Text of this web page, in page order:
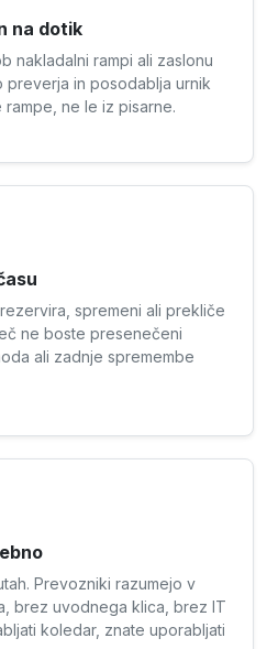
na dotik
nakladalni rampi ali zaslonu
preverja in posodablja urnik
ne le iz pisarne.
spremeni ali prekliče
ne boste presenečeni
ali zadnje spremembe
Prevozniki razumejo v
brez uvodnega klica, brez IT
koledar, znate uporabljati